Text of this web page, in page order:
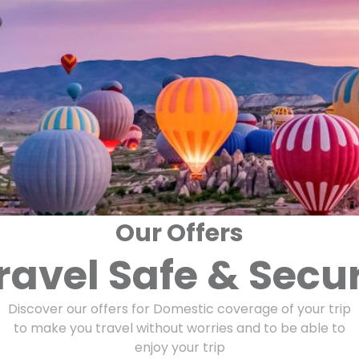
Our Offers
Safe &
Discover our offers for Domestic coverage of your trip
to make you travel without worries and to be able to
enjoy your trip